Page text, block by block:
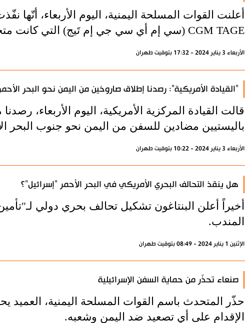
CGM TAGE (سي إم أي سي جي إم تَيج) التي كانت متجهة إلى موانئ فلسطين المحتلة.
الأربعاء 3 يناير 2024 - 17:32 بتوقيت طهران
"القيادة الأمريكية": رصدنا إطلاق صاروخين من اليمن نحو البحر الأحمر
قالت القيادة المركزية الأمريكية، اليوم الأربعاء،
باليستيين مضادين للسفن من اليمن نحو جنوب البحر
الأربعاء 3 يناير 2024 - 10:22 بتوقيت طهران
هل ينقذ التحالف البحري الأمريكي في البحر الأحمر "إسرائيل"؟
أخيراً أعلن البنتاغون تشكيل تحالف بحري دولي
المندب.
الإثنين 1 يناير 2024 - 08:49 بتوقيت طهران
صنعاء تحذّر من حماية السفن الإسرائيلية
حذّر المتحدث باسم القوات المسلحة اليمنية، العميد
الإقدام على أي تصعيد ضد اليمن وشعبه.